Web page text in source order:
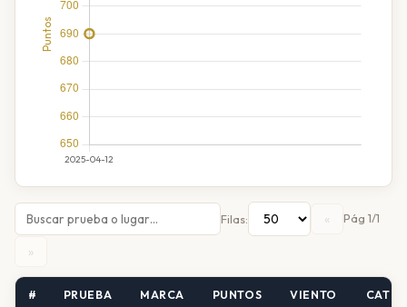
Filas: « Pág 1/1
»
# PRUEBA MARCA PUNTOS VIENTO